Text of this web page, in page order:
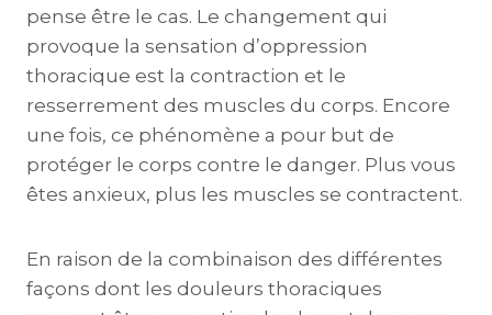
pense être le cas. Le changement qui
provoque la sensation d’oppression
thoracique est la contraction et le
resserrement des muscles du corps. Encore
une fois, ce phénomène a pour but de
protéger le corps contre le danger. Plus vous
êtes anxieux, plus les muscles se contractent.
En raison de la combinaison des différentes
façons dont les douleurs thoraciques